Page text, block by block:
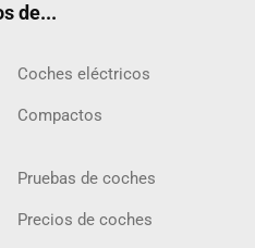
de...
Coches eléctricos
Compactos
Pruebas de coches
Precios de coches